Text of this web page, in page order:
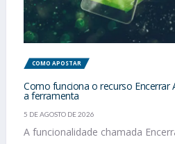
COMO APOSTAR
Como funciona o recurso Encerrar
a ferramenta
5 DE AGOSTO DE 2026
A funcionalidade chamada